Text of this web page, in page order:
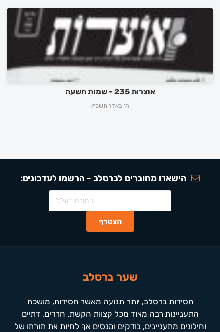
אוצרות 235 – שמות תשעה
ה׳ באדר תשפ״ו
הישארו מחוברים לברסלב - הרשמו לעדכונים:
שער ברסלב
חסידות ברסלב, יותר תנועה מאשר חסידות, מושכת
התעניינות רבה מאוד מכל קצוות הקשת. חרדים, דתיים
וחילונים מתעניינים, בודקים ומנסים אף לחיות את תורתו של